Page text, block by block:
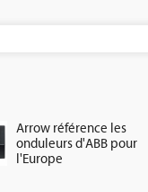
Arrow référence les
onduleurs d'ABB pour
l'Europe